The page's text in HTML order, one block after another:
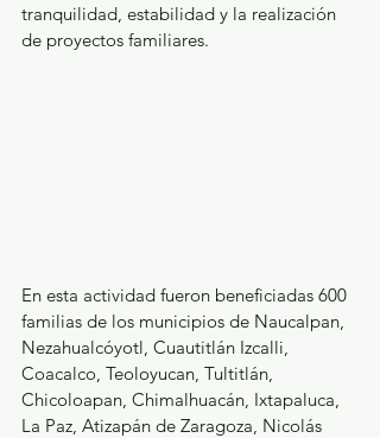
tranquilidad, estabilidad y la realización
de proyectos familiares.
En esta actividad fueron beneficiadas 600
familias de los municipios de Naucalpan,
Nezahualcóyotl, Cuautitlán Izcalli,
Coacalco, Teoloyucan, Tultitlán,
Chicoloapan, Chimalhuacán, Ixtapaluca,
La Paz, Atizapán de Zaragoza, Nicolás